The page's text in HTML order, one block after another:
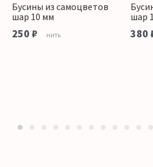
Бусины из самоцветов
шар 10 мм
250 ₽ нить
шар
380